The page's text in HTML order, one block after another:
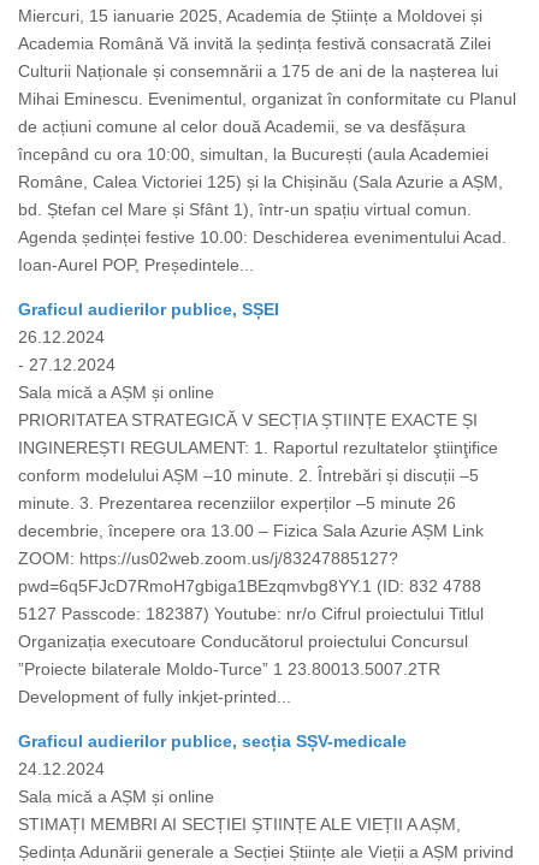
Miercuri, 15 ianuarie 2025, Academia de Științe a Moldovei și
Academia Română Vă invită la ședința festivă consacrată Zilei
Culturii Naționale și consemnării a 175 de ani de la nașterea lui
Mihai Eminescu. Evenimentul, organizat în conformitate cu Planul
de acțiuni comune al celor două Academii, se va desfășura
începând cu ora 10:00, simultan, la București (aula Academiei
Române, Calea Victoriei 125) și la Chișinău (Sala Azurie a AȘM,
bd. Ștefan cel Mare și Sfânt 1), într-un spațiu virtual comun.
Agenda ședinței festive 10.00: Deschiderea evenimentului Acad.
Ioan-Aurel POP, Președintele...
Graficul audierilor publice, SȘEI
26.12.2024
- 27.12.2024
Sala mică a AȘM și online
PRIORITATEA STRATEGICĂ V SECȚIA ȘTIINȚE EXACTE ȘI
INGINEREȘTI REGULAMENT: 1. Raportul rezultatelor ştiinţifice
conform modelului AȘM –10 minute. 2. Întrebări și discuții –5
minute. 3. Prezentarea recenziilor experților –5 minute 26
decembrie, începere ora 13.00 – Fizica Sala Azurie AȘM Link
ZOOM: https://us02web.zoom.us/j/83247885127?
pwd=6q5FJcD7RmoH7gbiga1BEzqmvbg8YY.1 (ID: 832 4788
5127 Passcode: 182387) Youtube: nr/o Cifrul proiectului Titlul
Organizația executoare Conducătorul proiectului Concursul
”Proiecte bilaterale Moldo-Turce” 1 23.80013.5007.2TR
Development of fully inkjet-printed...
Graficul audierilor publice, secția SȘV-medicale
24.12.2024
Sala mică a AȘM și online
STIMAȚI MEMBRI AI SECȚIEI ȘTIINȚE ALE VIEȚII A AȘM,
Ședința Adunării generale a Secției Științe ale Vieții a AȘM privind